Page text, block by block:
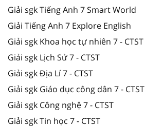
Giải sgk Tiếng Anh 7 Smart World
Giải Tiếng Anh 7 Explore English
Giải sgk Khoa học tự nhiên 7 - CTST
Giải sgk Lịch Sử 7 - CTST
Giải sgk Địa Lí 7 - CTST
Giải sgk Giáo dục công dân 7 - CTST
Giải sgk Công nghệ 7 - CTST
Giải sgk Tin học 7 - CTST